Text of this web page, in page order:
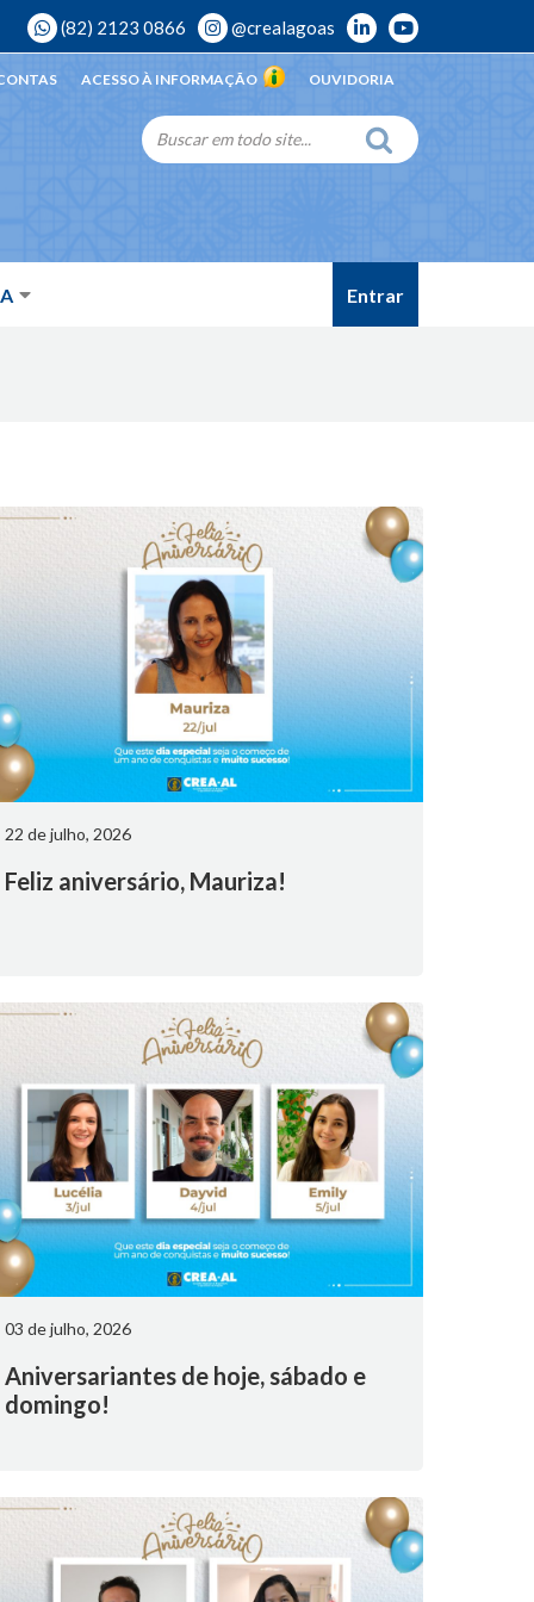
(82) 2123 0866 @crealagoas
OUVIDORIA
ACESSO À INFORMAÇÃO
Entrar
22 de julho, 2026
Feliz aniversário, Mauriza!
03 de julho, 2026
Aniversariantes de hoje, sábado e
domingo!